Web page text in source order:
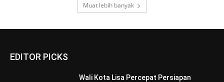
Muat lebih banyak
EDITOR PICKS
Wali Kota Lisa Percepat Persiapan